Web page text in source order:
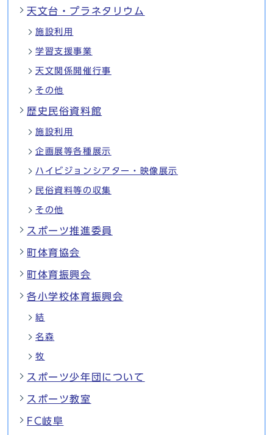
天文台・プラネタリウム
施設利用
学習支援事業
天文関係開催行事
その他
歴史民俗資料館
施設利用
企画展等各種展示
ハイビジョンシアター・映像展示
民俗資料等の収集
その他
スポーツ推進委員
町体育協会
町体育振興会
各小学校体育振興会
結
名森
牧
スポーツ少年団について
スポーツ教室
FC岐阜